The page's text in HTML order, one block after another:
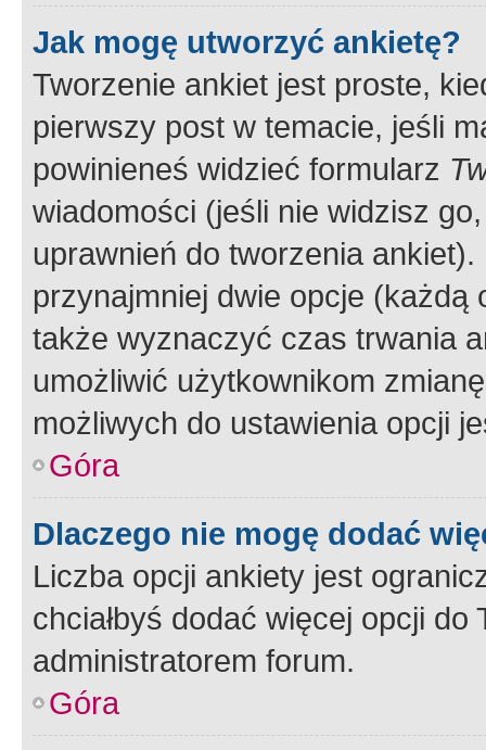
Jak mogę utworzyć ankietę?
Tworzenie ankiet jest proste,
pierwszy post w temacie, jeśli
powinieneś widzieć formularz
wiadomości (jeśli nie widzisz
uprawnień do tworzenia
przynajmniej dwie opcje
także wyznaczyć czas trwania
umożliwić użytkownikom
możliwych do ustawienia opcji
Góra
Dlaczego nie mogę dodać
Liczba opcji ankiety jest
chciałbyś dodać więcej opcji
administratorem forum.
Góra